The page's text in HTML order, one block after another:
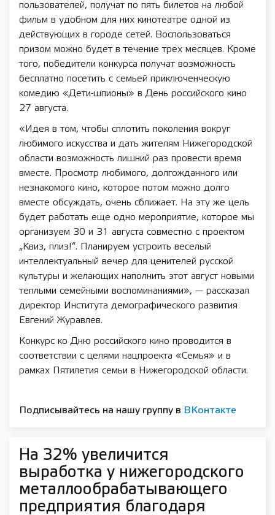
пользователей, получат по пять билетов на любой
фильм в удобном для них кинотеатре одной из
действующих в городе сетей. Воспользоваться
призом можно будет в течение трех месяцев. Кроме
того, победители конкурса получат возможность
бесплатно посетить с семьей приключенческую
комедию «Дети-шпионы» в День российского кино
27 августа.
«Идея в том, чтобы сплотить поколения вокруг
любимого искусства и дать жителям Нижегородской
области возможность лишний раз провести время
вместе. Просмотр любимого, долгожданного или
незнакомого кино, которое потом можно долго
вместе обсуждать, очень сближает. На эту же цель
будет работать еще одно мероприятие, которое мы
организуем 30 и 31 августа совместно с проектом
„Квиз, плиз!“. Планируем устроить веселый
интеллектуальный вечер для ценителей русской
культуры и желающих наполнить этот август новыми
теплыми семейными воспоминаниями», — рассказал
директор Института демографического развития
Евгений Журавлев.
Конкурс ко Дню российского кино проводится в
соответствии с целями нацпроекта «Семья» и в
рамках Пятилетия семьи в Нижегородской области.
Подписывайтесь на нашу группу в ВКонтакте
На 32% увеличится
выработка у нижегородского
металлообрабатывающего
предприятия благодаря